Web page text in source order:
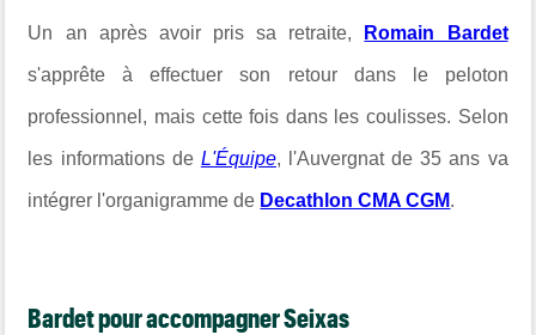
Un an après avoir pris sa retraite, Romain Bardet
s'apprête à effectuer son retour dans le peloton
professionnel, mais cette fois dans les coulisses. Selon
les informations de L'Équipe, l'Auvergnat de 35 ans va
intégrer l'organigramme de Decathlon CMA CGM.
Bardet pour accompagner Seixas